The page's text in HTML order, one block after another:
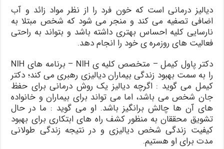
دیالیز درمانی است که خون فرد را از نظر مواد زائد و آب
اضافی تصفیه می کند و منجر می شود که شخص مبتلا به
نارسایی کلیه احساس بهتری داشته باشد و بتواند به راحتی
فعالیت های روزمره ی خود را انجام دهد.
دکتر پاول کیمل – متخصص کلیه ی NIH – برنامه های NIH
را به سمت بهبود زندگی بیماران دیالیزی رهبری می کند؛ دکتر
کیمل می گوید : اگرچه دیالیز یک روش درمانی برای حفظ
جان شخص می باشد، اما می تواند برای بیماران و خانواده
های آن ها چالش برانگیز باشد. او می گوید : ما در حال
تشویق محققان به منظور کشف راه های ابتکاری برای بهبود
کیفیت زندگی شخص دیالیزی و در نتیجه زندگی طولانی
مدت برای او هستیم.